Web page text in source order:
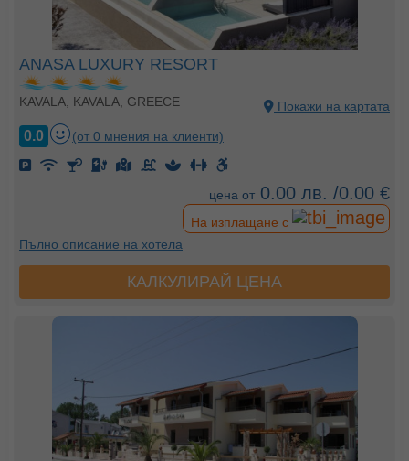
ANASA LUXURY RESORT
KAVALA, KAVALA, GREECE Покажи на картата
0.0 (от 0 мнения на клиенти)
цена от 0.00 лв. /0.00 €
На изплащане с
Пълно описание на хотела
КАЛКУЛИРАЙ ЦЕНА